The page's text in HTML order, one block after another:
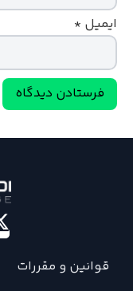
ایمیل *
قوانین و مقررات